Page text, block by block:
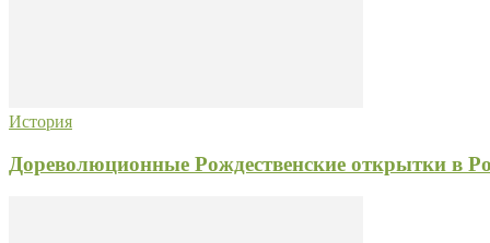
История
Дореволюционные Рождественские открытки в